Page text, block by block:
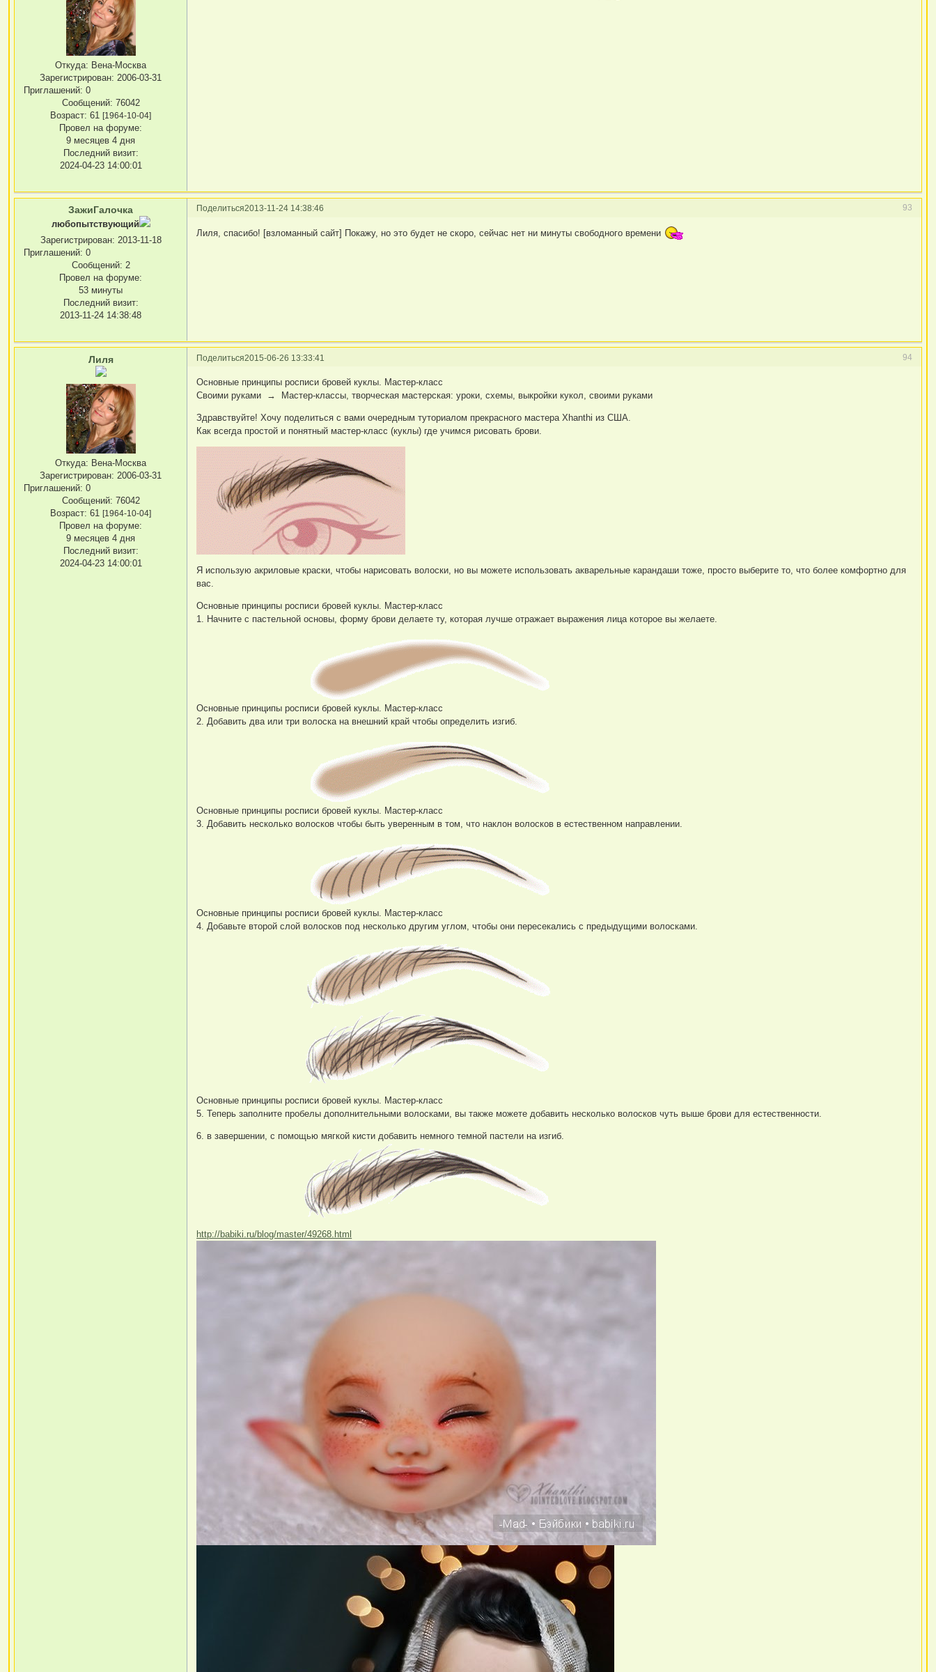
Откуда: Вена-Москва
Зарегистрирован: 2006-03-31
Приглашений: 0
Сообщений: 76042
Возраст: 61[1964-10-04]
Провел на форуме:
9 месяцев 4 дня
Последний визит:
2024-04-23 14:00:01
Поделиться 93
2013-11-24 14:38:46
ЗажиГалочка
любопытствующий
Зарегистрирован: 2013-11-18
Приглашений: 0
Сообщений: 2
Провел на форуме:
53 минуты
Последний визит:
2013-11-24 14:38:48
Лиля, спасибо! [взломанный сайт] Покажу, но это будет не скоро, сейчас нет ни минуты свободного времени
Поделиться 94
2015-06-26 13:33:41
Лиля
Откуда: Вена-Москва
Зарегистрирован: 2006-03-31
Приглашений: 0
Сообщений: 76042
Возраст: 61[1964-10-04]
Провел на форуме:
9 месяцев 4 дня
Последний визит:
2024-04-23 14:00:01
Основные принципы росписи бровей куклы. Мастер-класс
Своими руками → Мастер-классы, творческая мастерская: уроки, схемы, выкройки кукол, своими руками
Здравствуйте! Хочу поделиться с вами очередным туториалом прекрасного мастера Xhanthi из США.
Как всегда простой и понятный мастер-класс (куклы) где учимся рисовать брови.
Я использую акриловые краски, чтобы нарисовать волоски, но вы можете использовать акварельные карандаши тоже, просто выберите то, что более комфортно для
вас.
Основные принципы росписи бровей куклы. Мастер-класс
1. Начните с пастельной основы, форму брови делаете ту, которая лучше отражает выражения лица которое вы желаете.
Основные принципы росписи бровей куклы. Мастер-класс
2. Добавить два или три волоска на внешний край чтобы определить изгиб.
Основные принципы росписи бровей куклы. Мастер-класс
3. Добавить несколько волосков чтобы быть уверенным в том, что наклон волосков в естественном направлении.
Основные принципы росписи бровей куклы. Мастер-класс
4. Добавьте второй слой волосков под несколько другим углом, чтобы они пересекались с предыдущими волосками.
Основные принципы росписи бровей куклы. Мастер-класс
5. Теперь заполните пробелы дополнительными волосками, вы также можете добавить несколько волосков чуть выше брови для естественности.
6. в завершении, с помощью мягкой кисти добавить немного темной пастели на изгиб.
http://babiki.ru/blog/master/49268.html